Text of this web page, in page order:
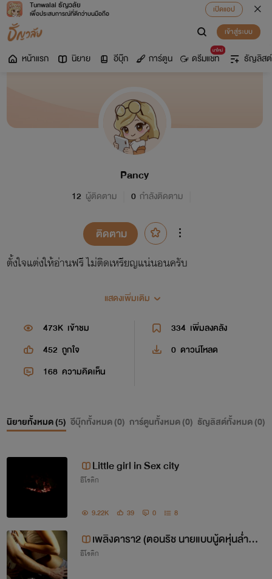
Tunwalai ธัญวลัย
เพื่อประสบการณ์ที่ดีกว่าบนมือถือ
เปิดแอป
เข้าสู่ระบบ
หน้าแรก นิยาย อีบุ๊ก การ์ตูน
มาใหม่
ดรีมแชท ธัญลิสต์
Pancy
12 ผู้ติดตาม 0 กำลังติดตาม
ติดตาม
ตั้งใจแต่งให้อ่านฟรี ไม่ติดเหรียญแน่นอนครับ
แสดงเพิ่มเติม
473K เข้าชม 334 เพิ่มลงคลัง
452 ถูกใจ 0 ดาวน์โหลด
168 ความคิดเห็น
นิยายทั้งหมด (5) อีบุ๊กทั้งหมด (0) การ์ตูนทั้งหมด (0) ธัญลิสต์ทั้งหมด (0)
Little girl in Sex city
อีโรติก
9.22K 39 0 8
เพลิงดารา2 (ตอนริช นายแบบนู้ดหุ่นล่ำกับ
สาวน้อยหน้าใส)
อีโรติก